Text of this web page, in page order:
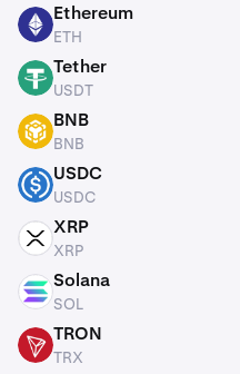
ETH Ethereum
ETH
USDT Tether
USDT
BNB BNB
BNB
USDC USDC
USDC
XRP XRP
XRP
SOL Solana
SOL
TRX TRON
TRX